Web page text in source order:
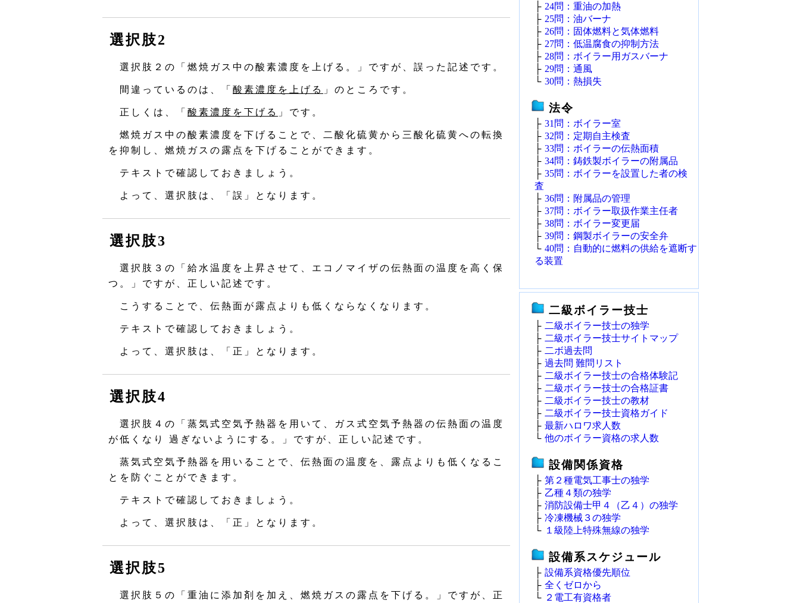
選択肢2
選択肢２の「燃焼ガス中の酸素濃度を上げる。」ですが、誤った記述です。
間違っているのは、「 酸素濃度を上げる 」のところです。
正しくは、「 酸素濃度を下げる 」です。
燃焼ガス中の酸素濃度を下げることで、二酸化硫黄から三酸化硫黄への転換
を抑制し、燃焼ガスの露点を下げることができます。
テキストで確認しておきましょう。
よって、選択肢は、「誤」となります。
選択肢3
選択肢３の「給水温度を上昇させて、エコノマイザの伝熱面の温度を高く保
つ。」ですが、正しい記述です。
こうすることで、伝熱面が露点よりも低くならなくなります。
テキストで確認しておきましょう。
よって、選択肢は、「正」となります。
選択肢4
選択肢４の「蒸気式空気予熱器を用いて、ガス式空気予熱器の伝熱面の温度
が低くなり 過ぎないようにする。」ですが、正しい記述です。
蒸気式空気予熱器を用いることで、伝熱面の温度を、露点よりも低くなるこ
とを防ぐことができます。
テキストで確認しておきましょう。
よって、選択肢は、「正」となります。
選択肢5
選択肢５の「重油に添加剤を加え、燃焼ガスの露点を下げる。」ですが、正
├ 24問：重油の加熱
├ 25問：油バーナ
├ 26問：固体燃料と気体燃料
├ 27問：低温腐食の抑制方法
├ 28問：ボイラー用ガスバーナ
├ 29問：通風
└ 30問：熱損失
法令
├ 31問：ボイラー室
├ 32問：定期自主検査
├ 33問：ボイラーの伝熱面積
├ 34問：鋳鉄製ボイラーの附属品
├ 35問：ボイラーを設置した者の検
査
├ 36問：附属品の管理
├ 37問：ボイラー取扱作業主任者
├ 38問：ボイラー変更届
├ 39問：鋼製ボイラーの安全弁
└ 40問：自動的に燃料の供給を遮断す
る装置
二級ボイラー技士
├ 二級ボイラー技士の独学
├ 二級ボイラー技士サイトマップ
├ 二ボ過去問
├ 過去問 難問リスト
├ 二級ボイラー技士の合格体験記
├ 二級ボイラー技士の合格証書
├ 二級ボイラー技士の教材
├ 二級ボイラー技士資格ガイド
├ 最新ハロワ求人数
└ 他のボイラー資格の求人数
設備関係資格
├ 第２種電気工事士の独学
├ 乙種４類の独学
├ 消防設備士甲４（乙４）の独学
├ 冷凍機械３の独学
└ １級陸上特殊無線の独学
設備系スケジュール
├ 設備系資格優先順位
├ 全くゼロから
└ ２電工有資格者